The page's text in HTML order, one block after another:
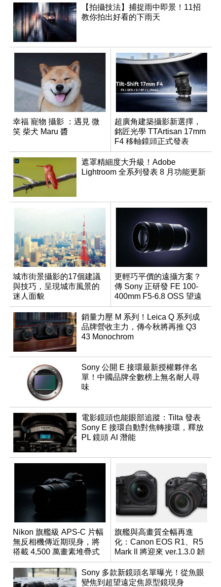
【拍攝技法】捕捉雨中即景！11招
教你拍出好看的下雨天
幸福 寵物 攝影 ：遇見 微
笑 柴犬 Maru 醬
超廣角建築攝影新選擇，
銘匠光學 TTArtisan 17mm
F4 移軸鏡頭正式發表
遮罩精細度大升級！Adobe
Lightroom 全系列發表 8 月功能更新
城市街景攝影的17個建議
與技巧，呈現城市風景的
迷人面貌
更輕巧平價的遠攝方案？
傳 Sony 正研發 FE 100-
400mm F5-6.8 OSS 望遠
變焦鏡頭
銷量力壓 M 系列！Leica Q 系列成
品牌營收主力，傳今秋將再推 Q3
43 Monochrom
Sony 公開 E 接環最新授權夥伴名
單！中國品牌全數榜上無名耐人尋
味
電影鏡頭也能眼部追蹤：Tilta 發表
Sony E 接環自動對焦轉接環，釋放
PL 鏡頭 AI 潛能
Nikon 旗艦級 APS-C 片幅
無反相機傳近期現身，將
搭載 4,500 萬畫素堆疊式
感光元件？
旗艦與高畫質全幅再進
化：Canon EOS R1、R5
Mark II 將迎來 ver.1.3.0 韌
體更新
Sony 多款新鏡頭名單曝光！從魚眼
變焦到超望遠定焦原型鏡現身